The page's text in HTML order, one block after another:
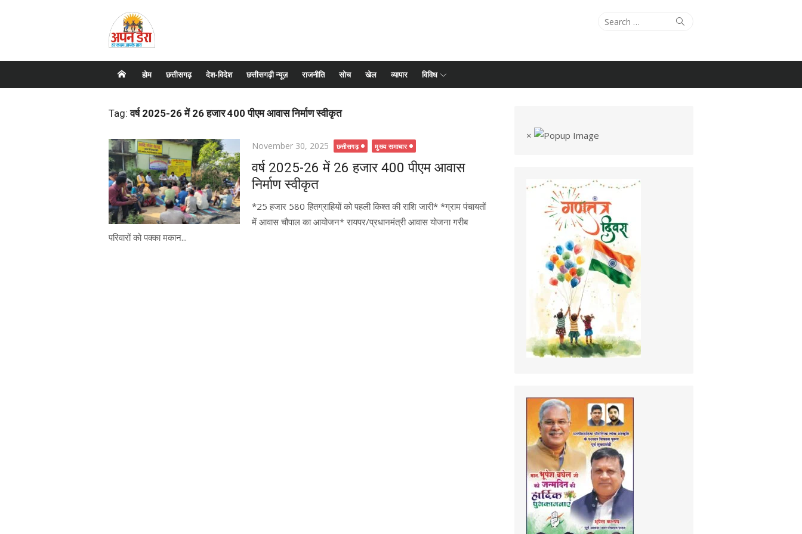
Search
Search
होम छत्तीसगढ़ देश-विदेश छत्तीसगढ़ी न्यूज़ राजनीति सोच खेल व्यापार विविध
Tag:वर्ष 2025-26 में 26 हजार 400 पीएम आवास निर्माण स्वीकृत
Posted
November 30, 2025 छत्तीसगढ़ मुख्य समाचार
वर्ष 2025-26 में 26 हजार 400 पीएम आवास
निर्माण स्वीकृत
*25 हजार 580 हितग्राहियों को पहली किश्त की राशि जारी* *ग्राम पंचायतों
में आवास चौपाल का आयोजन* रायपर/प्रधानमंत्री आवास योजना गरीब
परिवारों को पक्का मकान...
×